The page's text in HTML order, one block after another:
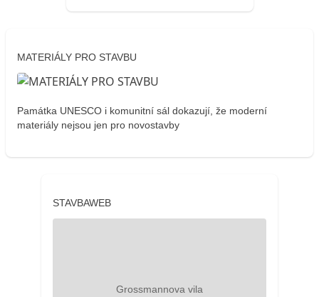
MATERIÁLY PRO STAVBU
Památka UNESCO i komunitní sál dokazují, že moderní
materiály nejsou jen pro novostavby
STAVBAWEB